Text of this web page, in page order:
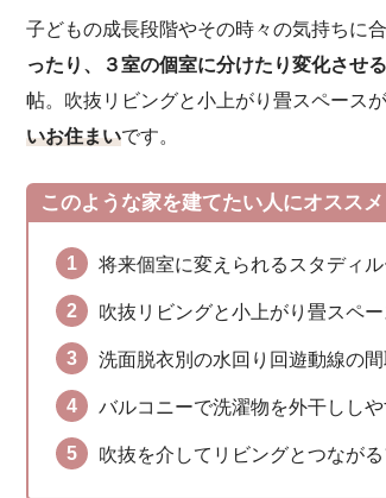
子どもの成長段階やその時々の気持ちに合
ったり、３室の個室に分けたり変化させ
帖。吹抜リビングと小上がり畳スペース
いお住まいです。
このような家を建てたい人にオススメ
将来個室に変えられるスタディ
吹抜リビングと小上がり畳スペ
洗面脱衣別の水回り回遊動線の間
バルコニーで洗濯物を外干ししや
吹抜を介してリビングとつなが